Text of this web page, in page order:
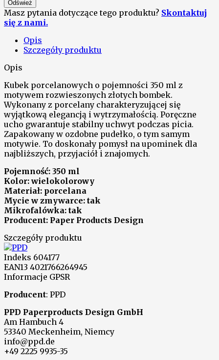
Masz pytania dotyczące tego produktu? Skontaktuj
się z nami.
Opis
Szczegóły produktu
Opis
Kubek porcelanowych o pojemności 350 ml z
motywem rozwieszonych złotych bombek.
Wykonany z porcelany charakteryzującej się
wyjątkową elegancją i wytrzymałością. Poręczne
ucho gwarantuje stabilny uchwyt podczas picia.
Zapakowany w ozdobne pudełko, o tym samym
motywie. To doskonały pomysł na upominek dla
najbliższych, przyjaciół i znajomych.
Pojemność: 350 ml
Kolor: wielokolorowy
Materiał: porcelana
Mycie w zmywarce: tak
Mikrofalówka: tak
Producent: Paper Products Design
Szczegóły produktu
Indeks 604177
EAN13 4021766264945
Informacje GPSR
Producent: PPD
PPD Paperproducts Design GmbH
Am Hambuch 4
53340 Meckenheim, Niemcy
info@ppd.de
+49 2225 9935-35